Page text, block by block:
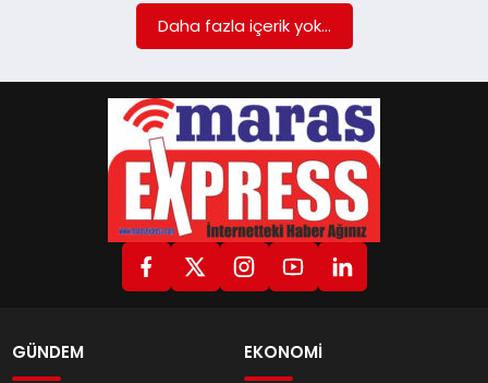
Daha fazla içerik yok...
GÜNDEM EKONOMİ